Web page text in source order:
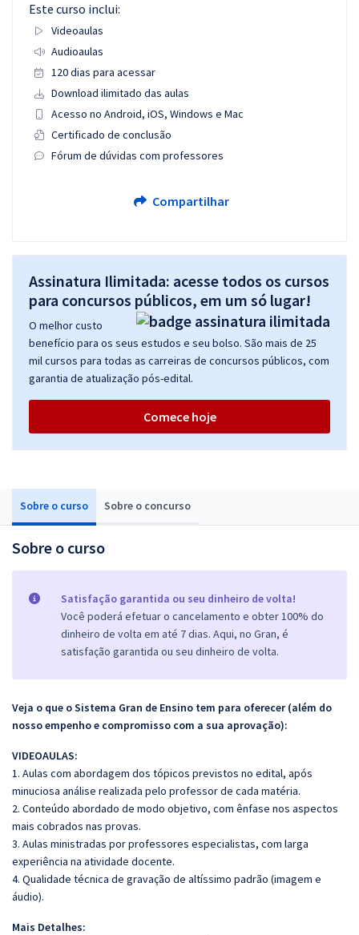
Sobre o curso Sobre o concurso
Sobre o curso
Satisfação garantida ou seu dinheiro de volta!
Você poderá efetuar o cancelamento e obter 100% do
dinheiro de volta em até 7 dias. Aqui, no Gran, é
satisfação garantida ou seu dinheiro de volta.
Veja o que o Sistema Gran de Ensino tem para oferecer (além do
nosso empenho e compromisso com a sua aprovação):
VIDEOAULAS:
1. Aulas com abordagem dos tópicos previstos no edital, após
minuciosa análise realizada pelo professor de cada matéria.
2. Conteúdo abordado de modo objetivo, com ênfase nos aspectos
mais cobrados nas provas.
3. Aulas ministradas por professores especialistas, com larga
experiência na atividade docente.
4. Qualidade técnica de gravação de altíssimo padrão (imagem e
áudio).
Mais Detalhes:
Este curso inclui:
Videoaulas
Audioaulas
120 dias para acessar
Download ilimitado das aulas
Acesso no Android, iOS, Windows e Mac
Certificado de conclusão
Fórum de dúvidas com professores
Compartilhar
Assinatura Ilimitada: acesse todos os cursos
para concursos públicos, em um só lugar!
O melhor custo
benefício para os seus estudos e seu bolso. São mais de 25
mil cursos para todas as carreiras de concursos públicos, com
garantia de atualização pós-edital.
Comece hoje